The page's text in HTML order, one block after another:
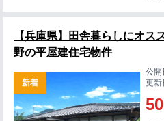
【兵庫県】田舎暮らしにオス
野の平屋建住宅物件
新着
公
更